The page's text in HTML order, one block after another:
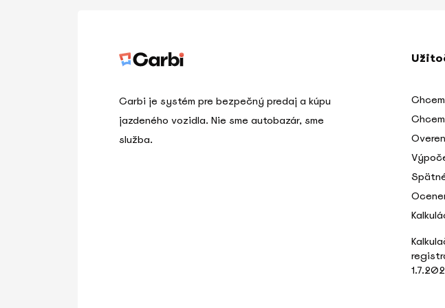
Carbi je systém pre bezpečný predaj a kúpu
jazdeného vozidla. Nie sme autobazár, sme
služba.